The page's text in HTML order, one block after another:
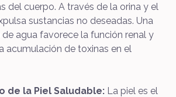
del cuerpo. A través de la orina y el
sustancias no deseadas. Una
agua favorece la función renal y
acumulación de toxinas en el
de la Piel Saludable: La piel es el